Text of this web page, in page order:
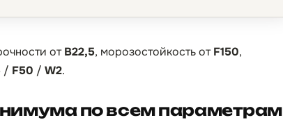
отB22,5, морозостойкость отF150,
/ F50 / W2.
по всем параметрам